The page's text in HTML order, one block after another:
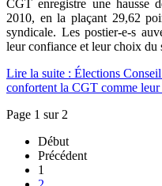
CGT enregistre une hausse
2010, en la plaçant 29,62
syndicale. Les postier-e-s
leur confiance et leur choix
Lire la suite : Élections
confortent la CGT comme
Page 1 sur 2
Début
Précédent
1